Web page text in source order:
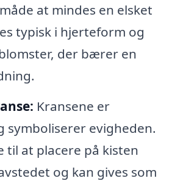
at mindes en elsket
typisk i hjerteform og
der bærer en
Kransene er
symboliserer evigheden.
til at placere på kisten
og kan gives som